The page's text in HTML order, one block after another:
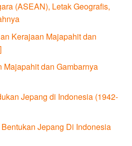
(ASEAN), Letak Geografis,
Kerajaan Majapahit dan
dan Gambarnya
Jepang di Indonesia (1942-
Jepang Di Indonesia